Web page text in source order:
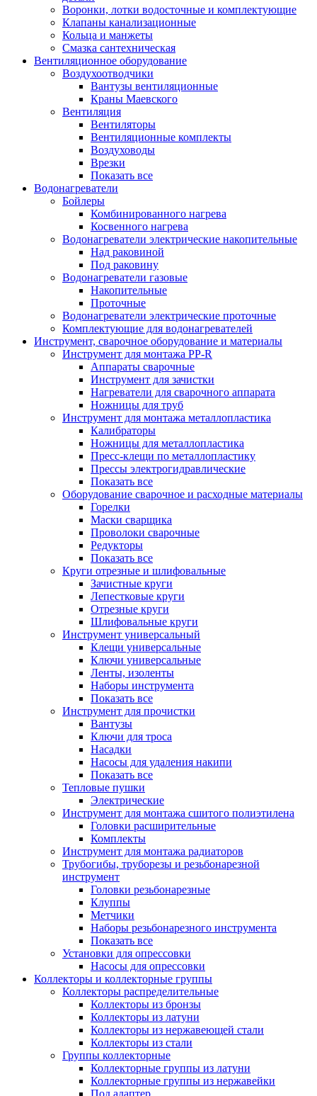
Воронки, лотки водосточные и комплектующие
Клапаны канализационные
Кольца и манжеты
Смазка сантехническая
Вентиляционное оборудование
Воздухоотводчики
Вантузы вентиляционные
Краны Маевского
Вентиляция
Вентиляторы
Вентиляционные комплекты
Воздуховоды
Врезки
Показать все
Водонагреватели
Бойлеры
Комбинированного нагрева
Косвенного нагрева
Водонагреватели электрические накопительные
Над раковиной
Под раковину
Водонагреватели газовые
Накопительные
Проточные
Водонагреватели электрические проточные
Комплектующие для водонагревателей
Инструмент, сварочное оборудование и материалы
Инструмент для монтажа PP-R
Аппараты сварочные
Инструмент для зачистки
Нагреватели для сварочного аппарата
Ножницы для труб
Инструмент для монтажа металлопластика
Калибраторы
Ножницы для металлопластика
Пресс-клещи по металлопластику
Прессы электрогидравлические
Показать все
Оборудование сварочное и расходные материалы
Горелки
Маски сварщика
Проволоки сварочные
Редукторы
Показать все
Круги отрезные и шлифовальные
Зачистные круги
Лепестковые круги
Отрезные круги
Шлифовальные круги
Инструмент универсальный
Клещи универсальные
Ключи универсальные
Ленты, изоленты
Наборы инструмента
Показать все
Инструмент для прочистки
Вантузы
Ключи для троса
Насадки
Насосы для удаления накипи
Показать все
Тепловые пушки
Электрические
Инструмент для монтажа сшитого полиэтилена
Головки расширительные
Комплекты
Инструмент для монтажа радиаторов
Трубогибы, труборезы и резьбонарезной
инструмент
Головки резьбонарезные
Клуппы
Метчики
Наборы резьбонарезного инструмента
Показать все
Установки для опрессовки
Насосы для опрессовки
Коллекторы и коллекторные группы
Коллекторы распределительные
Коллекторы из бронзы
Коллекторы из латуни
Коллекторы из нержавеющей стали
Коллекторы из стали
Группы коллекторные
Коллекторные группы из латуни
Коллекторные группы из нержавейки
Под адаптер